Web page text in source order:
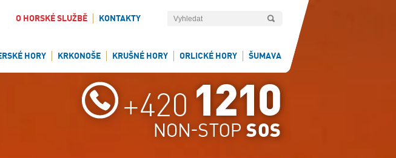
O HORSKÉ SLUŽBĚ KONTAKTY
HORY KRKONOŠE KRUŠNÉ HORY ORLICKÉ HORY ŠUMAVA